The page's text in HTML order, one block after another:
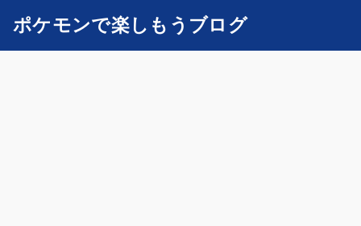
ポケモンで楽しもうブログ